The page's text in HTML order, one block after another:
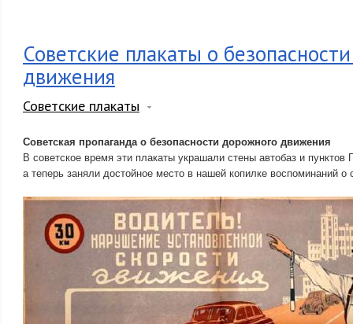
Советские плакаты о
движения
Советские плакаты
Советская пропаганда о безопасности дорожного движения
В советское время эти плакаты украшали стены автобаз и пунктов
а теперь заняли достойное место в нашей копилке воспоминаний о